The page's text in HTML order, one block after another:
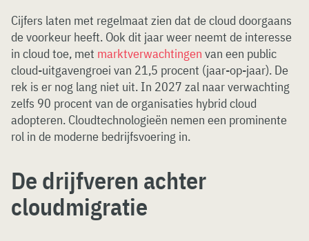
Cijfers laten met regelmaat zien dat de cloud doorgaans
de voorkeur heeft. Ook dit jaar weer neemt de interesse
in cloud toe, met marktverwachtingen van een public
cloud-uitgavengroei van 21,5 procent (jaar-op-jaar). De
rek is er nog lang niet uit. In 2027 zal naar verwachting
zelfs 90 procent van de organisaties hybrid cloud
adopteren. Cloudtechnologieën nemen een prominente
rol in de moderne bedrijfsvoering in.
De drijfveren achter
cloudmigratie